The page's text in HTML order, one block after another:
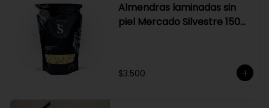
Almendras laminadas sin
piel Mercado Silvestre 150
$3.500